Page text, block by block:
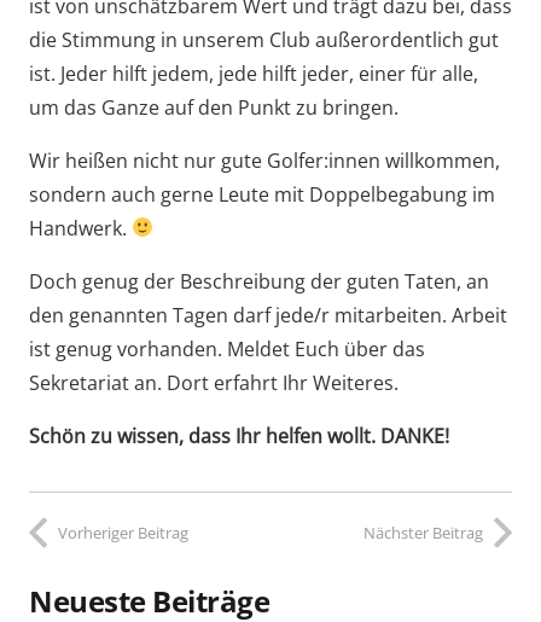
ist von unschätzbarem Wert und trägt dazu bei, dass
die Stimmung in unserem Club außerordentlich gut
ist. Jeder hilft jedem, jede hilft jeder, einer für alle,
um das Ganze auf den Punkt zu bringen.
Wir heißen nicht nur gute Golfer:innen willkommen,
sondern auch gerne Leute mit Doppelbegabung im
Handwerk.
Doch genug der Beschreibung der guten Taten, an
den genannten Tagen darf jede/r mitarbeiten. Arbeit
ist genug vorhanden. Meldet Euch über das
Sekretariat an. Dort erfahrt Ihr Weiteres.
Schön zu wissen, dass Ihr helfen wollt. DANKE!
Vorheriger Beitrag Nächster Beitrag
Neueste Beiträge